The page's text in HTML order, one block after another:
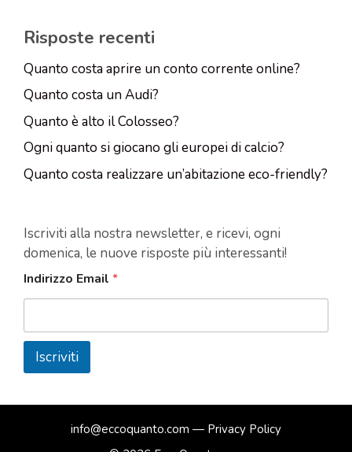
Risposte recenti
Quanto costa aprire un conto corrente online?
Quanto costa un Audi?
Quanto è alto il Colosseo?
Ogni quanto si giocano gli europei di calcio?
Quanto costa realizzare un’abitazione eco-friendly?
Iscriviti alla nostra newsletter, e ricevi, ogni
domenica, le nuove risposte più interessanti!
Indirizzo Email *
Iscriviti
info@eccoquanto.com — Privacy Policy